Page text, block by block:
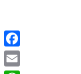
Facebook